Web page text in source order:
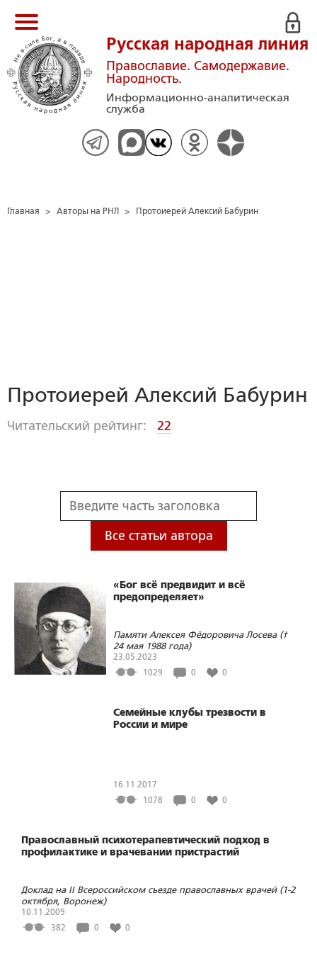
Русская народная линия
Православие. Самодержавие.
Народность.
Информационно-аналитическая
служба
Главная > Авторы на РНЛ > Протоиерей Алексий Бабурин
Протоиерей Алексий Бабурин
Читательский рейтинг: 22
Все статьи автора
«Бог всё предвидит и всё
предопределяет»
Памяти Алексея Фёдоровича Лосева (†
24 мая 1988 года)
23.05.2023
1029
0 0
Семейные клубы трезвости в
России и мире
16.11.2017
1078
0 0
Православный психотерапевтический подход в
профилактике и врачевании пристрастий
Доклад на II Всероссийском съезде православных врачей (1-2
октября, Воронеж)
10.11.2009
382
0 0